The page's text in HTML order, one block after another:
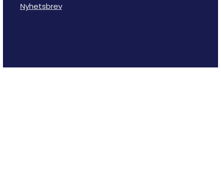
Nyhetsbrev